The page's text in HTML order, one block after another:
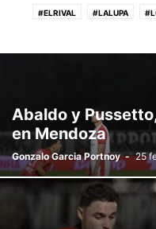
#ELRIVAL #LALUPA
#VENTADEENTRADAS
Abaldo y
en Mendoza
Gonzalo Garcia Portnoy - 25